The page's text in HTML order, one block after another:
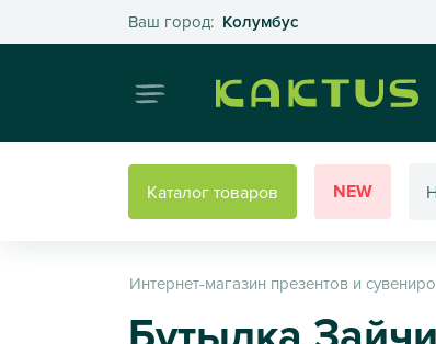
Ваш город: КолумбусВыберите свой
Каталог товаров NEW
Интернет-магазин презентов и